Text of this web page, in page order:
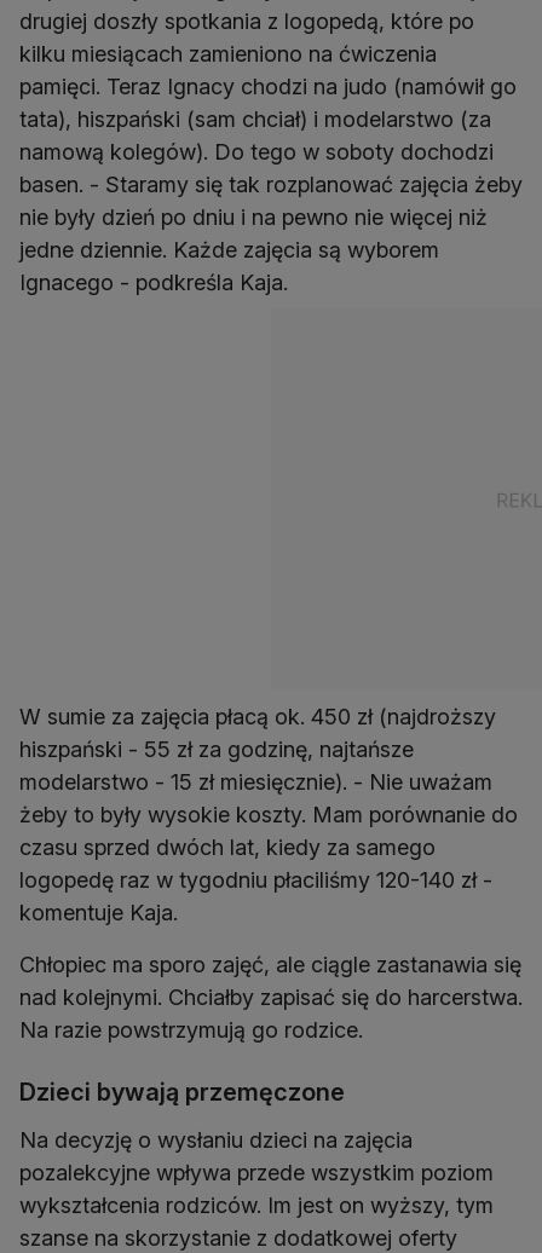
drugiej doszły spotkania z logopedą, które po
kilku miesiącach zamieniono na ćwiczenia
pamięci. Teraz Ignacy chodzi na judo (namówił go
tata), hiszpański (sam chciał) i modelarstwo (za
namową kolegów). Do tego w soboty dochodzi
basen. - Staramy się tak rozplanować zajęcia żeby
nie były dzień po dniu i na pewno nie więcej niż
jedne dziennie. Każde zajęcia są wyborem
Ignacego - podkreśla Kaja.
W sumie za zajęcia płacą ok. 450 zł (najdroższy
hiszpański - 55 zł za godzinę, najtańsze
modelarstwo - 15 zł miesięcznie). - Nie uważam
żeby to były wysokie koszty. Mam porównanie do
czasu sprzed dwóch lat, kiedy za samego
logopedę raz w tygodniu płaciliśmy 120-140 zł -
komentuje Kaja.
Chłopiec ma sporo zajęć, ale ciągle zastanawia się
nad kolejnymi. Chciałby zapisać się do harcerstwa.
Na razie powstrzymują go rodzice.
Dzieci bywają przemęczone
Na decyzję o wysłaniu dzieci na zajęcia
pozalekcyjne wpływa przede wszystkim poziom
wykształcenia rodziców. Im jest on wyższy, tym
szanse na skorzystanie z dodatkowej oferty